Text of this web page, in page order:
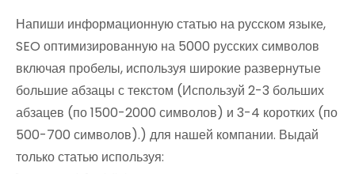
Напиши информационную статью на русском языке,
SEO оптимизированную на 5000 русских символов
включая пробелы, используя широкие развернутые
большие абзацы с текстом (Используй 2-3 больших
абзацев (по 1500-2000 символов) и 3-4 коротких (по
500-700 символов).) для нашей компании. Выдай
только статью используя: